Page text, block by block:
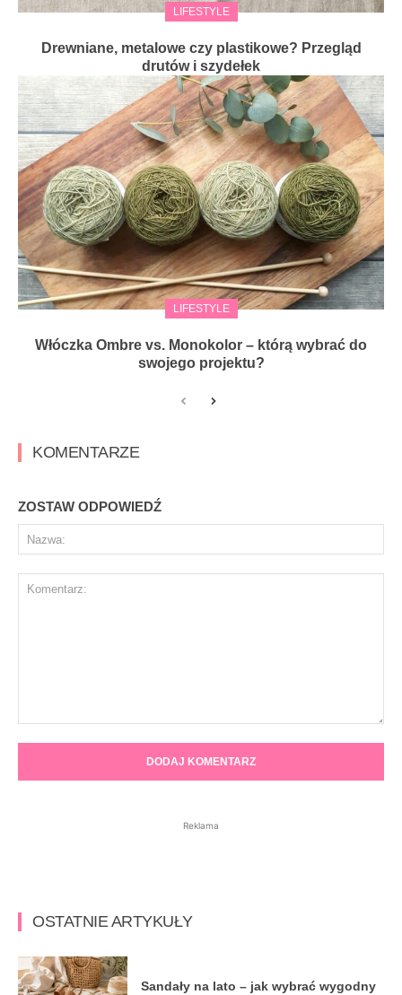
LIFESTYLE
Drewniane, metalowe czy plastikowe? Przegląd
drutów i szydełek
LIFESTYLE
Włóczka Ombre vs. Monokolor – którą wybrać do
swojego projektu?
KOMENTARZE
ZOSTAW ODPOWIEDŹ
Reklama
OSTATNIE ARTYKUŁY
Sandały na lato – jak wybrać wygodny